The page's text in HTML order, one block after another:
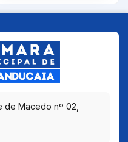
de Macedo nº 02,